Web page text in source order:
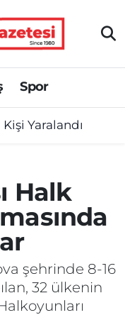
Spor
Kişi Yaralandı
Halk
şehrinde 8-16
32 ülkenin
ve Fikstür